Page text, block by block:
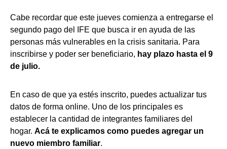
Cabe recordar que este jueves comienza a entregarse el
segundo pago del IFE que busca ir en ayuda de las
personas más vulnerables en la crisis sanitaria. Para
inscribirse y poder ser beneficiario, hay plazo hasta el 9
de julio.
En caso de que ya estés inscrito, puedes actualizar tus
datos de forma online. Uno de los principales es
establecer la cantidad de integrantes familiares del
hogar. Acá te explicamos como puedes agregar un
nuevo miembro familiar.